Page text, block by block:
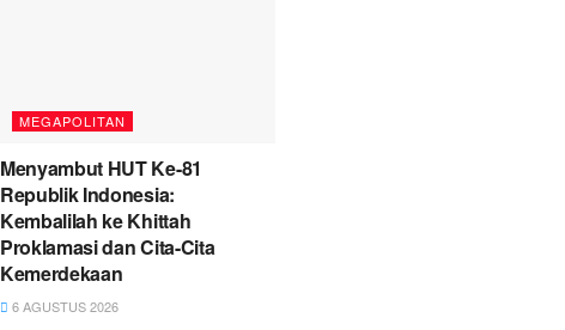
MEGAPOLITAN
Menyambut HUT Ke-81
Republik Indonesia:
Kembalilah ke Khittah
Proklamasi dan Cita-Cita
Kemerdekaan
6 AGUSTUS 2026